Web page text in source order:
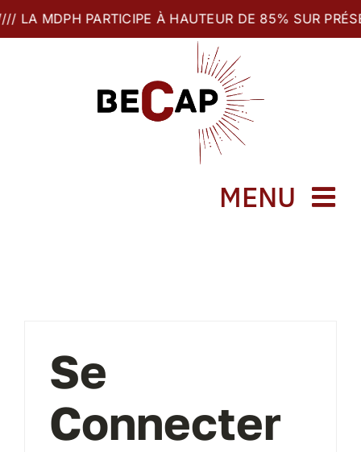
Skip
to
MDPH PARTICIPE À HAUTEUR DE 85% SUR
MENU
À propos
Se
Connecter